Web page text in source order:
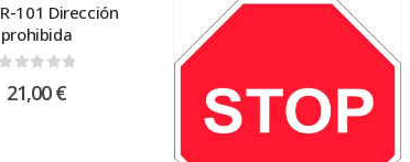
101 Dirección
prohibida
21,00€